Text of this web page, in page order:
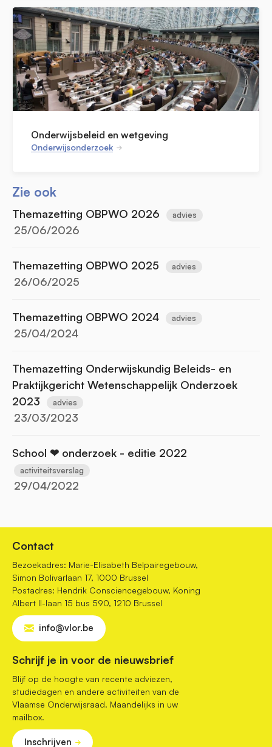
Onderwijsbeleid en wetgeving
Onderwijsonderzoek
Zie ook
Themazetting OBPWO 2026 advies
25/06/2026
Themazetting OBPWO 2025 advies
26/06/2025
Themazetting OBPWO 2024 advies
25/04/2024
Themazetting Onderwijskundig Beleids- en
Praktijkgericht Wetenschappelijk Onderzoek
2023
advies
23/03/2023
School ❤ onderzoek - editie 2022
activiteitsverslag
29/04/2022
Contact
Bezoekadres: Marie-Elisabeth Belpairegebouw,
Simon Bolivarlaan 17, 1000 Brussel
Postadres: Hendrik Consciencegebouw, Koning
Albert II-laan 15 bus 590, 1210 Brussel
info@vlor.be
Schrijf je in voor de nieuwsbrief
Blijf op de hoogte van recente adviezen,
studiedagen en andere activiteiten van de
Vlaamse Onderwijsraad. Maandelijks in uw
mailbox.
Inschrijven